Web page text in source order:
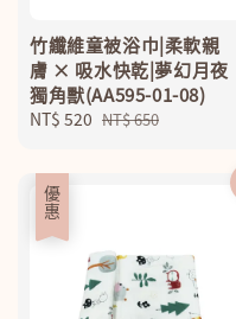
竹纖維童被浴巾|柔軟親
膚 × 吸水快乾|夢幻月夜
獨角獸(AA595-01-08)
Sale
NT$ 520 Regular
NT$ 650
優惠